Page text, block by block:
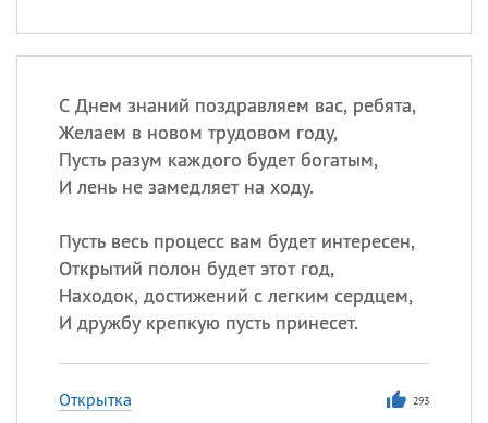
С Днем знаний поздравляем вас, ребята,
Желаем в новом трудовом году,
Пусть разум каждого будет богатым,
И лень не замедляет на ходу.
Пусть весь процесс вам будет интересен,
Открытий полон будет этот год,
Находок, достижений с легким сердцем,
И дружбу крепкую пусть принесет.
Открытка 293